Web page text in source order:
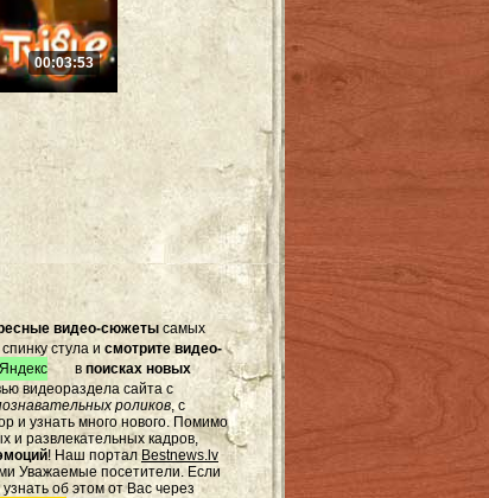
00:03:53
видео-сюжеты самых
стула и смотрите видео-
в поисках новых
видеораздела сайта с
роликов, с
и узнать много нового. Помимо
и развлекательных кадров,
! Наш портал Bestnews.lv
Уважаемые посетители. Если
об этом от Вас через